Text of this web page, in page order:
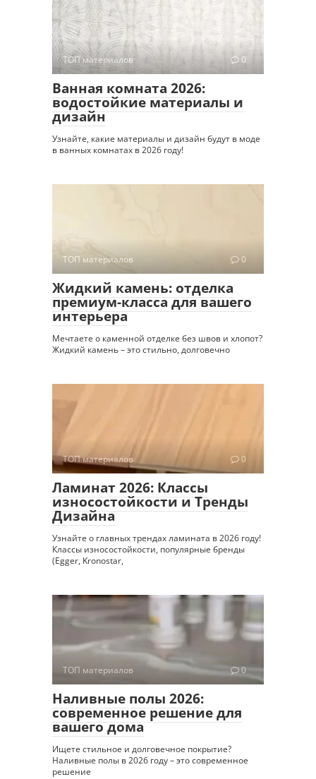
ТОП материалов 0
Ванная комната 2026:
водостойкие материалы и
дизайн
Узнайте, какие материалы и дизайн будут в моде
в ванных комнатах в 2026 году!
ТОП материалов 0
Жидкий камень: отделка
премиум-класса для вашего
интерьера
Мечтаете о каменной отделке без швов и хлопот?
Жидкий камень – это стильно, долговечно
ТОП материалов 0
Ламинат 2026: Классы
износостойкости и Тренды
Дизайна
Узнайте о главных трендах ламината в 2026 году!
Классы износостойкости, популярные бренды
(Egger, Kronostar,
ТОП материалов 0
Наливные полы 2026:
современное решение для
вашего дома
Ищете стильное и долговечное покрытие?
Наливные полы в 2026 году – это современное
решение